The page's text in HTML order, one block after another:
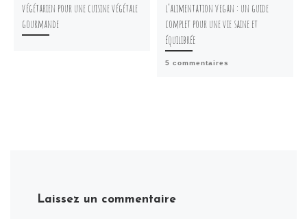
végétarien pour une cuisine végétale
gourmande
l’alimentation vegan : un guide
complet pour une vie saine et
équilibrée
5 commentaires
Laissez un commentaire